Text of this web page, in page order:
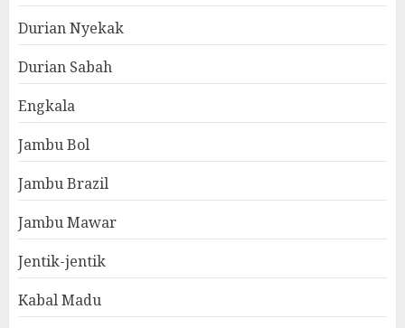
Durian Nyekak
Durian Sabah
Engkala
Jambu Bol
Jambu Brazil
Jambu Mawar
Jentik-jentik
Kabal Madu